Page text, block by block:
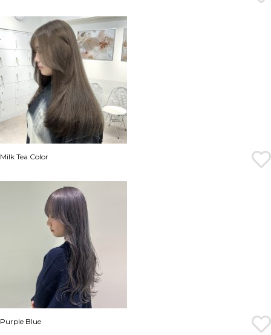
Milk Tea Color
Purple Blue